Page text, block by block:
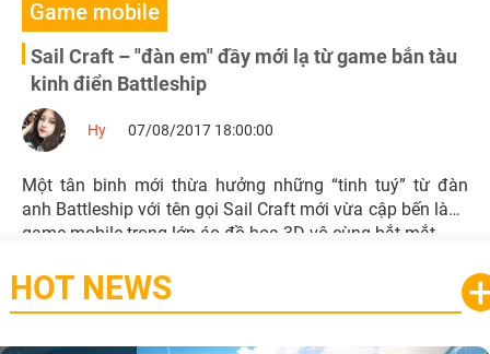
Game mobile
Sail Craft – "đàn em" đầy mới lạ từ game bắn tàu
kinh điển Battleship
Hy 07/08/2017 18:00:00
Một tân binh mới thừa hưởng những “tinh tuý” từ đàn
anh Battleship với tên gọi Sail Craft mới vừa cập bến làng
game mobile trong lớp áo đồ hoạ 3D vô cùng bắt mắt.
HOT NEWS